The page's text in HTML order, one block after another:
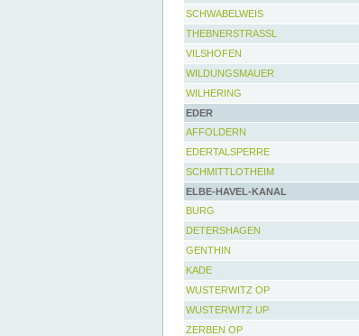
SCHWABELWEIS
THEBNERSTRASSL
VILSHOFEN
WILDUNGSMAUER
WILHERING
EDER
AFFOLDERN
EDERTALSPERRE
SCHMITTLOTHEIM
ELBE-HAVEL-KANAL
BURG
DETERSHAGEN
GENTHIN
KADE
WUSTERWITZ OP
WUSTERWITZ UP
ZERBEN OP